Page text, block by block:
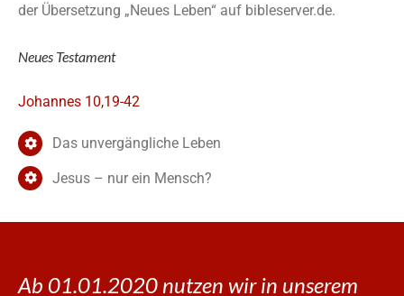
der Übersetzung „Neues Leben“ auf bibleserver.de.
Neues Testament
Johannes 10,19-42
Das unvergängliche Leben
Jesus – nur ein Mensch?
Ab 01.01.2020 nutzen wir in unserem